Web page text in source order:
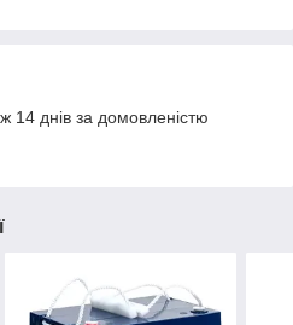
14 днів за домовленістю